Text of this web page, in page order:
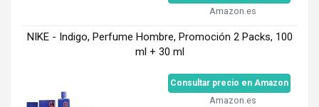
Amazon.es
NIKE - Indigo, Perfume Hombre, Promoción 2 Packs, 100
ml + 30 ml
Consultar precio en Amazon
Amazon.es